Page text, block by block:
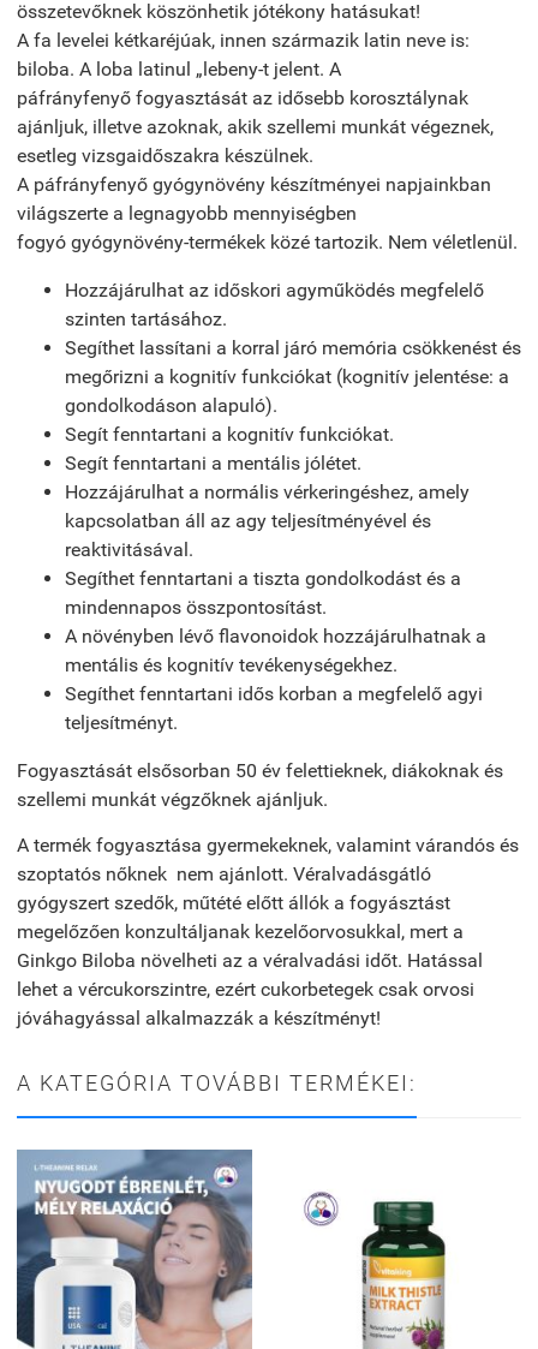
összetevőknek köszönhetik jótékony hatásukat!
A fa levelei kétkaréjúak, innen származik latin neve is:
biloba. A loba latinul „lebeny-t jelent. A
páfrányfenyő fogyasztását az idősebb korosztálynak
ajánljuk, illetve azoknak, akik szellemi munkát végeznek,
esetleg vizsgaidőszakra készülnek.
A páfrányfenyő gyógynövény készítményei napjainkban
világszerte a legnagyobb mennyiségben
fogyó gyógynövény-termékek közé tartozik. Nem véletlenül.
Hozzájárulhat az időskori agyműködés megfelelő
szinten tartásához.
Segíthet lassítani a korral járó memória csökkenést és
megőrizni a kognitív funkciókat (kognitív jelentése: a
gondolkodáson alapuló).
Segít fenntartani a kognitív funkciókat.
Segít fenntartani a mentális jólétet.
Hozzájárulhat a normális vérkeringéshez, amely
kapcsolatban áll az agy teljesítményével és
reaktivitásával.
Segíthet fenntartani a tiszta gondolkodást és a
mindennapos összpontosítást.
A növényben lévő flavonoidok hozzájárulhatnak a
mentális és kognitív tevékenységekhez.
Segíthet fenntartani idős korban a megfelelő agyi
teljesítményt.
Fogyasztását elsősorban 50 év felettieknek, diákoknak és
szellemi munkát végzőknek ajánljuk.
A termék fogyasztása gyermekeknek, valamint várandós és
szoptatós nőknek nem ajánlott. Véralvadásgátló
gyógyszert szedők, műtété előtt állók a fogyásztást
megelőzően konzultáljanak kezelőorvosukkal, mert a
Ginkgo Biloba növelheti az a véralvadási időt. Hatással
lehet a vércukorszintre, ezért cukorbetegek csak orvosi
jóváhagyással alkalmazzák a készítményt!
A KATEGÓRIA TOVÁBBI TERMÉKEI: